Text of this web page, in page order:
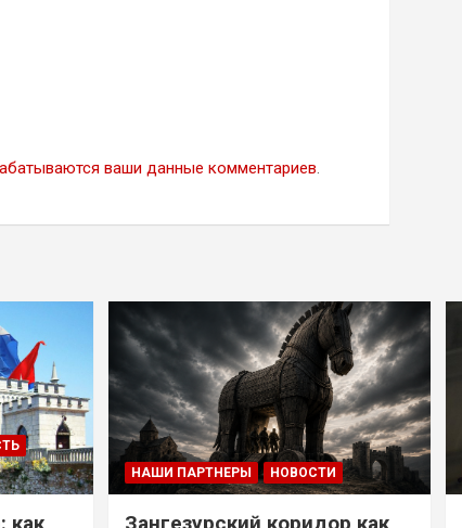
ваши данные комментариев.
НАШИ ПАРТНЕРЫ НОВОСТИ